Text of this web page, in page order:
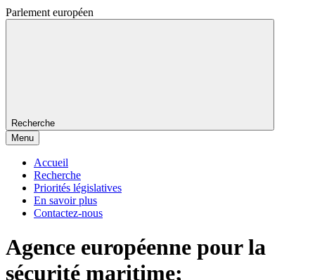
Parlement européen
Recherche
Menu
Accueil
Recherche
Priorités législatives
En savoir plus
Contactez-nous
Agence européenne pour la
sécurité maritime;